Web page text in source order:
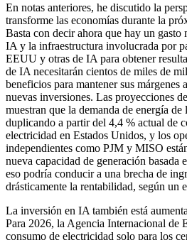
En notas anteriores, he discutido la
transforme las economías durante la
Basta con decir ahora que hay un gasto
IA y la infraestructura involucrada por
EEUU y otras de IA para obtener
de IA necesitarán cientos de miles de
beneficios para mantener sus márgenes
nuevas inversiones. Las proyecciones
muestran que la demanda de energía de
duplicando a partir del 4,4 % actual de
electricidad en Estados Unidos, y los
independientes como PJM y MISO
nueva capacidad de generación basada
eso podría conducir a una brecha de
drásticamente la rentabilidad, según un
La inversión en IA también está
Para 2026, la Agencia Internacional de
consumo de electricidad solo para los